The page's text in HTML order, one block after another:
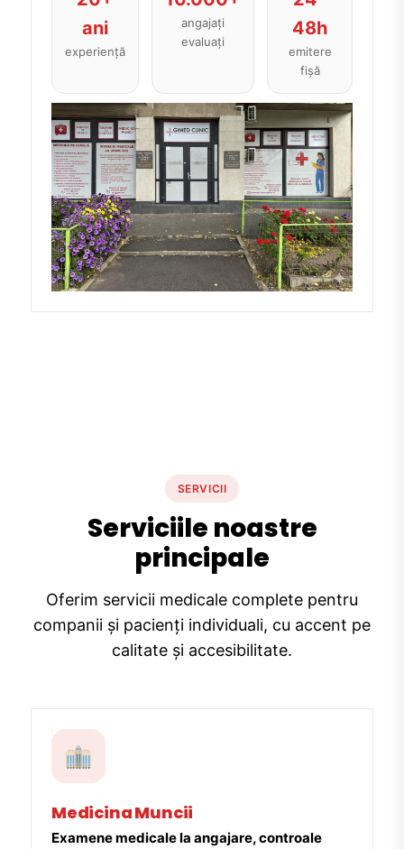
ani
experiență
angajați
evaluați
48h
emitere
fișă
SERVICII
Serviciile noastre
principale
Oferim servicii medicale complete pentru
companii și pacienți individuali, cu accent pe
calitate și accesibilitate.
Medicina Muncii
Examene medicale la angajare, controale